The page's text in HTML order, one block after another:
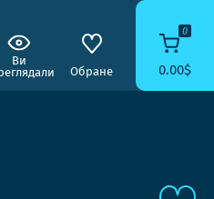
Ви
Обране
0
0.00$